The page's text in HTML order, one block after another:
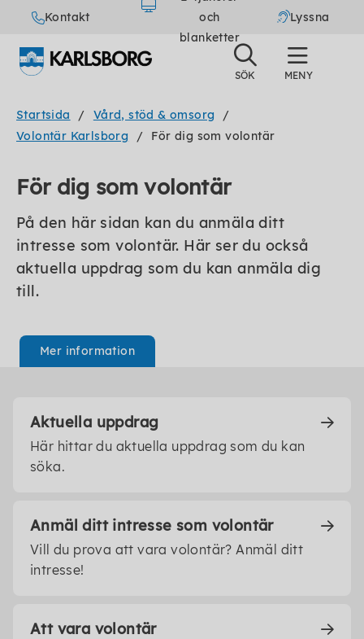
Kontakt
och
blanketter
Lyssna
Startsida
Vård, stöd & omsorg
Volontär Karlsborg
För dig som volontär
För dig som volontär
På den här sidan kan du anmäla ditt
intresse som volontär. Här ser du också
aktuella uppdrag som du kan anmäla dig
till.
Mer information
Aktuella uppdrag
Här hittar du aktuella uppdrag som du kan
söka.
Anmäl ditt intresse som volontär
Vill du prova att vara volontär? Anmäl ditt
intresse!
Att vara volontär